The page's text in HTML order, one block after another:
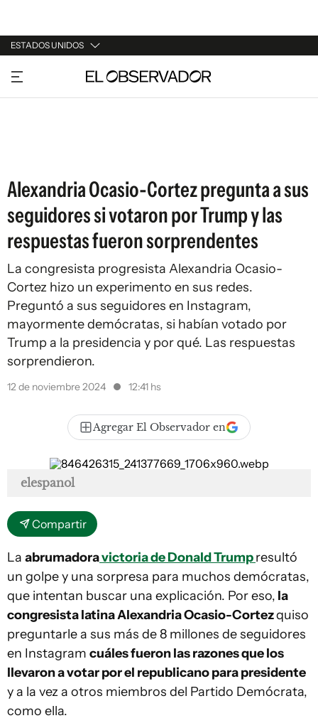
ESTADOS UNIDOS
URUGUAY
ARGENTINA
Alexandria Ocasio-Cortez pregunta a sus
seguidores si votaron por Trump y las
respuestas fueron sorprendentes
La congresista progresista Alexandria Ocasio-
Cortez hizo un experimento en sus redes.
Preguntó a sus seguidores en Instagram,
mayormente demócratas, si habían votado por
Trump a la presidencia y por qué. Las respuestas
sorprendieron.
12 de noviembre 2024 12:41 hs
Agregar El Observador en
elespanol
Compartir
La abrumadoravictoria de Donald Trumpresultó
un golpe y una sorpresa para muchos demócratas,
que intentan buscar una explicación. Por eso, la
congresista latina Alexandria Ocasio-Cortezquiso
preguntarle a sus más de 8 millones de seguidores
en Instagram cuáles fueron las razones que los
llevaron a votar por el republicano para presidente
y a la vez a otros miembros del Partido Demócrata,
como ella.